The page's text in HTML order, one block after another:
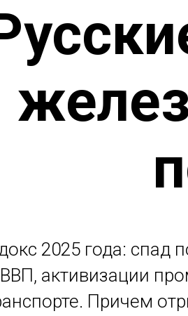
2025 года: спад
ВВП, активизации
Причем